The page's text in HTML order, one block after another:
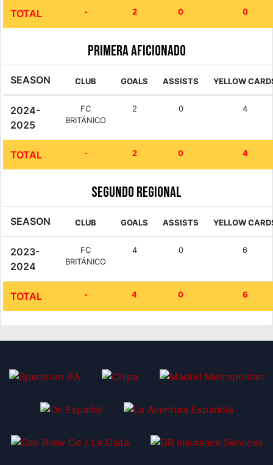
TOTAL - 2 0 0
Primera Aficionado
SEASON CLUB GOALS ASSISTS YELLOW
2024-
2025
FC
BRITÁNICO
2 0 4
TOTAL - 2 0 4
Segundo Regional
SEASON CLUB GOALS ASSISTS YELLOW
2023-
2024
FC
BRITÁNICO
4 0 6
TOTAL - 4 0 6